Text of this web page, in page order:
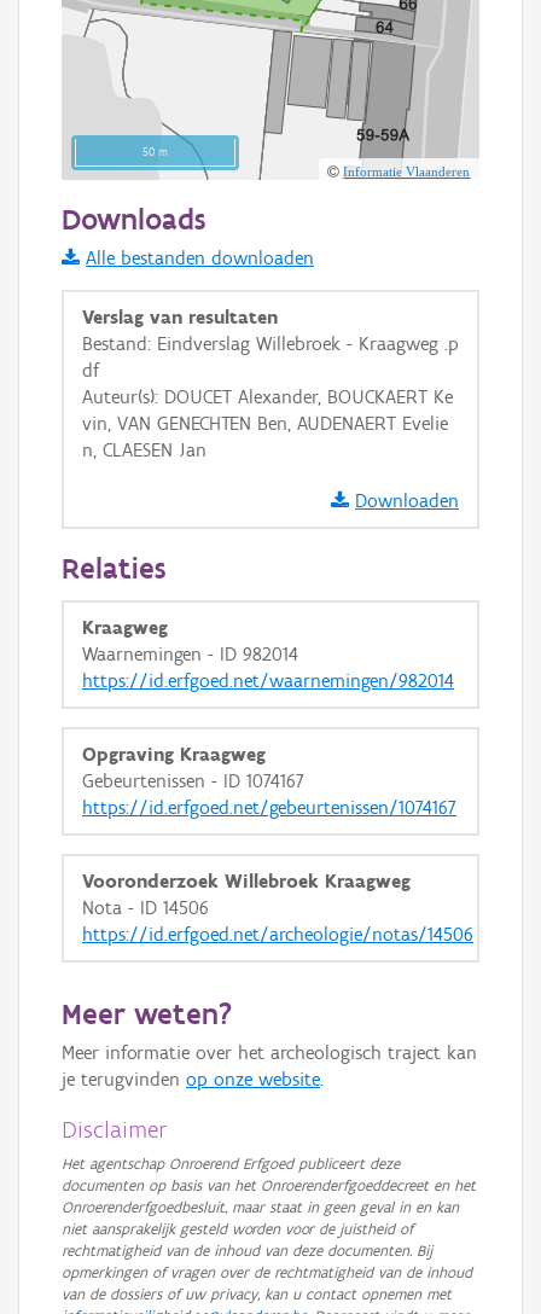
50 m
Informatie Vlaanderen
Basis Lagen
OSM-Basiskaart
Ortho
GRB-Basiskaart
GRB-Basiskaart in grijswaarden
Downloads
Alle bestanden downloaden
Verslag van resultaten
Bestand: Eindverslag Willebroek - Kraagweg .p
df
Auteur(s): DOUCET Alexander, BOUCKAERT Ke
vin, VAN GENECHTEN Ben, AUDENAERT Evelie
n, CLAESEN Jan
Downloaden
Relaties
Kraagweg
Waarnemingen - ID 982014
https://id.erfgoed.net/waarnemingen/982014
Opgraving Kraagweg
Gebeurtenissen - ID 1074167
https://id.erfgoed.net/gebeurtenissen/1074167
Vooronderzoek Willebroek Kraagweg
Nota - ID 14506
https://id.erfgoed.net/archeologie/notas/14506
Meer weten?
Meer informatie over het archeologisch traject kan
je terugvinden op onze website.
Disclaimer
Het agentschap Onroerend Erfgoed publiceert deze
documenten op basis van het Onroerenderfgoeddecreet en het
Onroerenderfgoedbesluit, maar staat in geen geval in en kan
niet aansprakelijk gesteld worden voor de juistheid of
rechtmatigheid van de inhoud van deze documenten. Bij
opmerkingen of vragen over de rechtmatigheid van de inhoud
van de dossiers of uw privacy, kan u contact opnemen met